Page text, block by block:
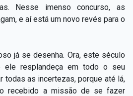
Nesse imenso concurso, as
e aí está um novo revés para o
já se desenha. Ora, este século
ele resplandeça em todo o seu
todas as incertezas, porque até lá,
recebido a missão de se fazer